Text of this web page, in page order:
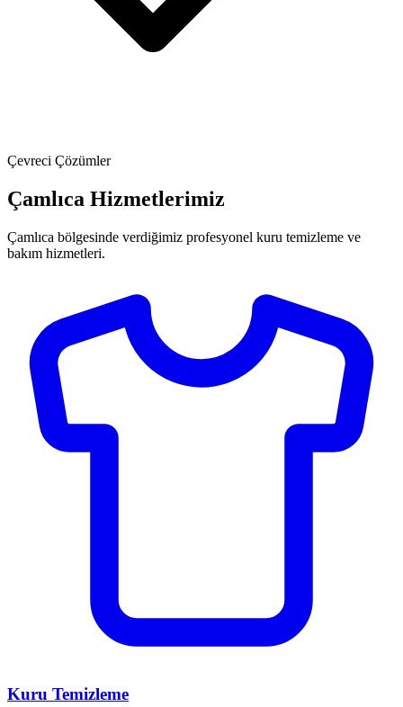
Çevreci Çözümler
Çamlıca Hizmetlerimiz
Çamlıca bölgesinde verdiğimiz profesyonel kuru temizleme ve
bakım hizmetleri.
Kuru Temizleme